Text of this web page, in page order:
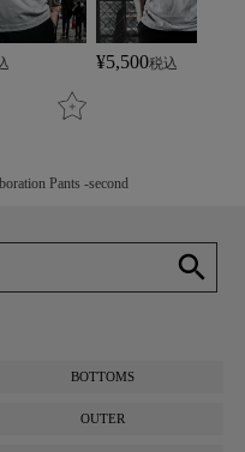
¥5,500税込
Pants -second
search
BOTTOMS
OUTER